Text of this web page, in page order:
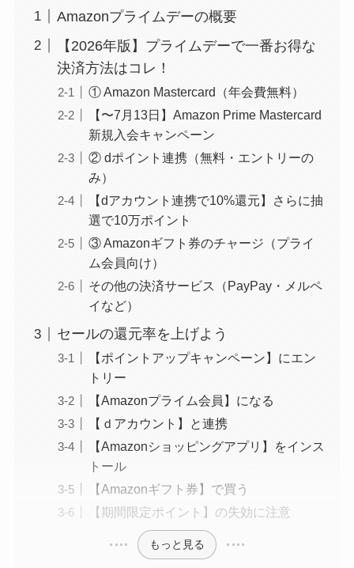
Amazonプライムデーの概要
【2026年版】プライムデーで一番お得な
決済方法はコレ！
① Amazon Mastercard（年会費無料）
【〜7月13日】Amazon Prime Mastercard
新規入会キャンペーン
② dポイント連携（無料・エントリーの
み）
【dアカウント連携で10%還元】さらに抽
選で10万ポイント
③ Amazonギフト券のチャージ（プライ
ム会員向け）
その他の決済サービス（PayPay・メルペ
イなど）
セールの還元率を上げよう
【ポイントアップキャンペーン】にエン
トリー
【Amazonプライム会員】になる
【ｄアカウント】と連携
【Amazonショッピングアプリ】をインス
トール
【Amazonギフト券】で買う
【期間限定ポイント】の失効に注意
もっと見る